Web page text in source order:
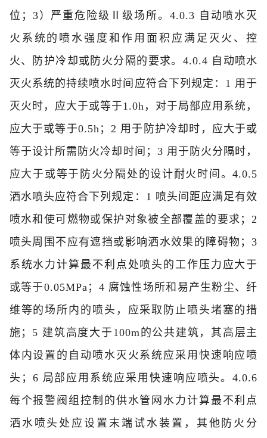
位； 3）严重危险级Ⅱ级场所。 4.0.3 自动喷水灭
火系统的喷水强度和作用面积应满足灭火、控
火、防护冷却或防火分隔的要求。 4.0.4 自动喷水
灭火系统的持续喷水时间应符合下列规定： 1 用于
灭火时，应大于或等于1.0h，对于局部应用系统，
应大于或等于0.5h； 2 用于防护冷却时，应大于或
等于设计所需防火冷却时间； 3 用于防火分隔时，
应大于或等于防火分隔处的设计耐火时间。4.0.5
洒水喷头应符合下列规定： 1 喷头间距应满足有效
喷水和使可燃物或保护对象被全部覆盖的要求；2
喷头周围不应有遮挡或影响洒水效果的障碍物；3
系统水力计算最不利点处喷头的工作压力应大于
或等于0.05MPa； 4 腐蚀性场所和易产生粉尘、纤
维等的场所内的喷头，应采取防止喷头堵塞的措
施； 5 建筑高度大于100m的公共建筑，其高层主
体内设置的自动喷水灭火系统应采用快速响应喷
头； 6 局部应用系统应采用快速响应喷头。4.0.6
每个报警阀组控制的供水管网水力计算最不利点
洒水喷头处应设置末端试水装置，其他防火分